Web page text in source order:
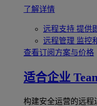
了解详情
远程支持 提供
远程管理 监控
查看订阅方案与价格
适合企业
构建安全运营的远程